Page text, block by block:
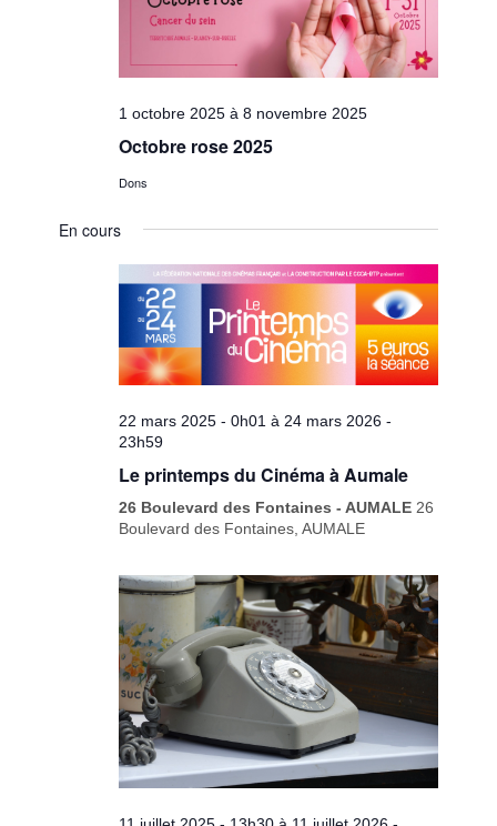
1 octobre 2025 à8 novembre 2025
Octobre rose 2025
Dons
En cours
22 mars 2025 - 0h01 à24 mars 2026 -
23h59
Le printemps du Cinéma à Aumale
26 Boulevard des Fontaines - AUMALE26
Boulevard des Fontaines, AUMALE